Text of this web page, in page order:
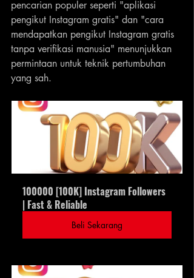
pencarian populer seperti "aplikasi
pengikut Instagram gratis" dan "cara
mendapatkan pengikut Instagram gratis
tanpa verifikasi manusia" menunjukkan
permintaan untuk teknik pertumbuhan
yang sah.
100000 [100K] Instagram Followers
| Fast & Reliable
Beli Sekarang